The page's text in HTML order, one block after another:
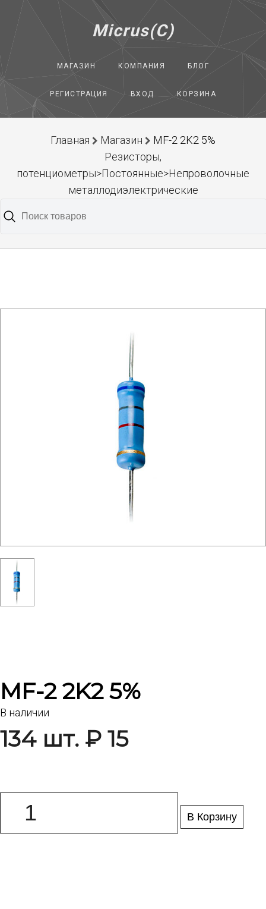
Micrus(C)
МАГАЗИН КОМПАНИЯ БЛОГ
РЕГИСТРАЦИЯ ВХОД КОРЗИНА
Главная Магазин
MF-2 2K2 5%
Резисторы,
потенциометры>Постоянные>Непроволочные
металлодиэлектрические
MF-2 2K2 5%
В наличии
134 шт. ₽ 15
В Корзину